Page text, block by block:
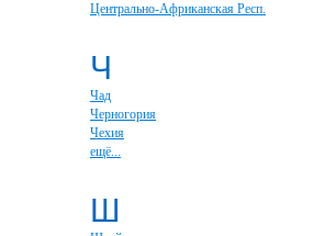
Центрально-Африканская Респ.
Ч
Чад
Черногория
Чехия
ещё...
Ш